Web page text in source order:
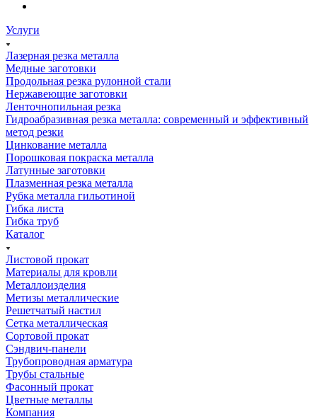
Услуги
Лазерная резка металла
Медные заготовки
Продольная резка рулонной стали
Нержавеющие заготовки
Ленточнопильная резка
Гидроабразивная резка металла: современный и эффективный
метод резки
Цинкование металла
Порошковая покраска металла
Латунные заготовки
Плазменная резка металла
Рубка металла гильотиной
Гибка листа
Гибка труб
Каталог
Листовой прокат
Материалы для кровли
Металлоизделия
Метизы металлические
Решетчатый настил
Сетка металлическая
Сортовой прокат
Сэндвич-панели
Трубопроводная арматура
Трубы стальные
Фасонный прокат
Цветные металлы
Компания